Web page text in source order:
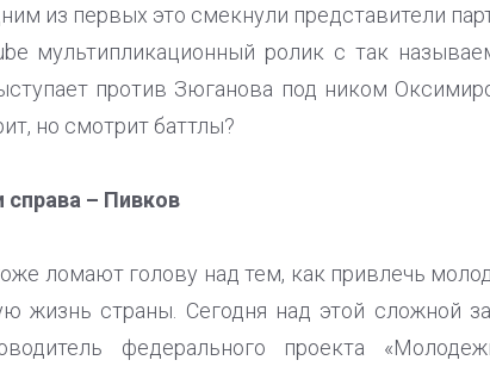
из первых это смекнули представители
мультипликационный ролик с так
против Зюганова под ником
но смотрит баттлы?
– Пивков
ломают голову над тем, как привлечь
жизнь страны. Сегодня над этой сложной
федерального проекта